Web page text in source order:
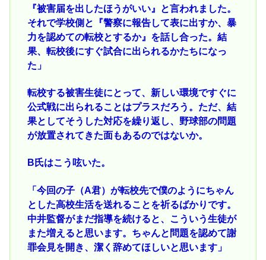
『被害届を出したほうがいい』と言われました。
それで学校側と『警察に報告して表に出すか、暴
力を認めての転校とするか』を話し合った。結
果、転校後にすぐ試合に出られるかたちになっ
た」
転校する被害生徒にとって、新しい環境ですぐに
公式戦に出られることはプラスだろう。ただ、結
果としてそうした対応を繰り返し、野球部の問題
が放置されてきた面もあるのではないか。
B氏はこう呟いた。
「今回の子（A君）が転校先で僕のようにちゃん
とした高校生活を送れることを祈るばかりです。
中井監督がまだ指導を続けると、こういう生徒が
また増えると思います。ちゃんと問題を認めて謝
罪会見を開き、潔く辞めてほしいと思います」